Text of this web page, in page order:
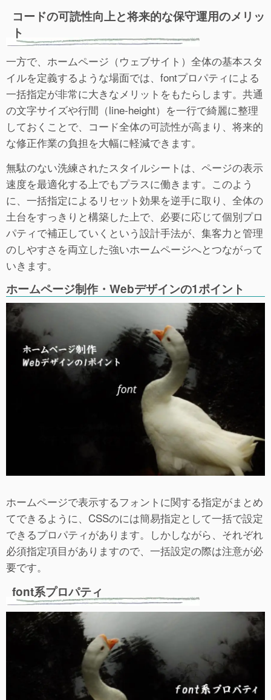
コードの可読性向上と将来的な保守運用のメリッ
ト
一方で、ホームページ（ウェブサイト）全体の基本スタ
イルを定義するような場面では、fontプロパティによる
一括指定が非常に大きなメリットをもたらします。共通
の文字サイズや行間（line-height）を一行で綺麗に整理
しておくことで、コード全体の可読性が高まり、将来的
な修正作業の負担を大幅に軽減できます。
無駄のない洗練されたスタイルシートは、ページの表示
速度を最適化する上でもプラスに働きます。このよう
に、一括指定によるリセット効果を逆手に取り、全体の
土台をすっきりと構築した上で、必要に応じて個別プロ
パティで補正していくという設計手法が、集客力と管理
のしやすさを両立した強いホームページへとつながって
いきます。
ホームページ制作・Webデザインの1ポイント
ホームページで表示するフォントに関する指定がまとめ
てできるように、CSSのには簡易指定として一括で設定
できるプロパティがあります。しかしながら、それぞれ
必須指定項目がありますので、一括設定の際は注意が必
要です。
font系プロパティ